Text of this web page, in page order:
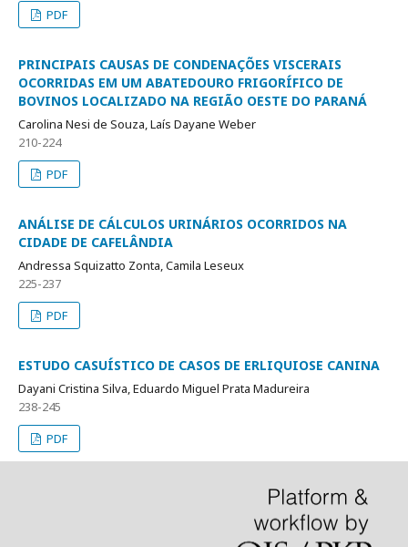
PDF
PRINCIPAIS CAUSAS DE CONDENAÇÕES VISCERAIS
OCORRIDAS EM UM ABATEDOURO FRIGORÍFICO DE
BOVINOS LOCALIZADO NA REGIÃO OESTE DO PARANÁ
Carolina Nesi de Souza, Laís Dayane Weber
210-224
PDF
ANÁLISE DE CÁLCULOS URINÁRIOS OCORRIDOS NA
CIDADE DE CAFELÂNDIA
Andressa Squizatto Zonta, Camila Leseux
225-237
PDF
ESTUDO CASUÍSTICO DE CASOS DE ERLIQUIOSE CANINA
Dayani Cristina Silva, Eduardo Miguel Prata Madureira
238-245
PDF